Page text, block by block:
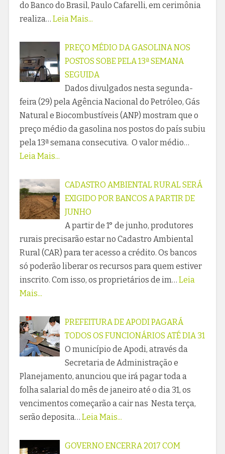
do Banco do Brasil, Paulo Cafarelli, em cerimônia
realiza… Leia Mais...
PREÇO MÉDIO DA GASOLINA NOS
POSTOS SOBE PELA 13ª SEMANA
SEGUIDA
Dados divulgados nesta segunda-
feira (29) pela Agência Nacional do Petróleo, Gás
Natural e Biocombustíveis (ANP) mostram que o
preço médio da gasolina nos postos do país subiu
pela 13ª semana consecutiva. O valor médio…
Leia Mais...
CADASTRO AMBIENTAL RURAL SERÁ
EXIGIDO POR BANCOS A PARTIR DE
JUNHO
A partir de 1° de junho, produtores
rurais precisarão estar no Cadastro Ambiental
Rural (CAR) para ter acesso a crédito. Os bancos
só poderão liberar os recursos para quem estiver
inscrito. Com isso, os proprietários de im… Leia
Mais...
PREFEITURA DE APODI PAGARÁ
TODOS OS FUNCIONÁRIOS ATÉ DIA 31
O município de Apodi, através da
Secretaria de Administração e
Planejamento, anunciou que irá pagar toda a
folha salarial do mês de janeiro até o dia 31, os
vencimentos começarão a cair nas Nesta terça,
serão deposita… Leia Mais...
GOVERNO ENCERRA 2017 COM